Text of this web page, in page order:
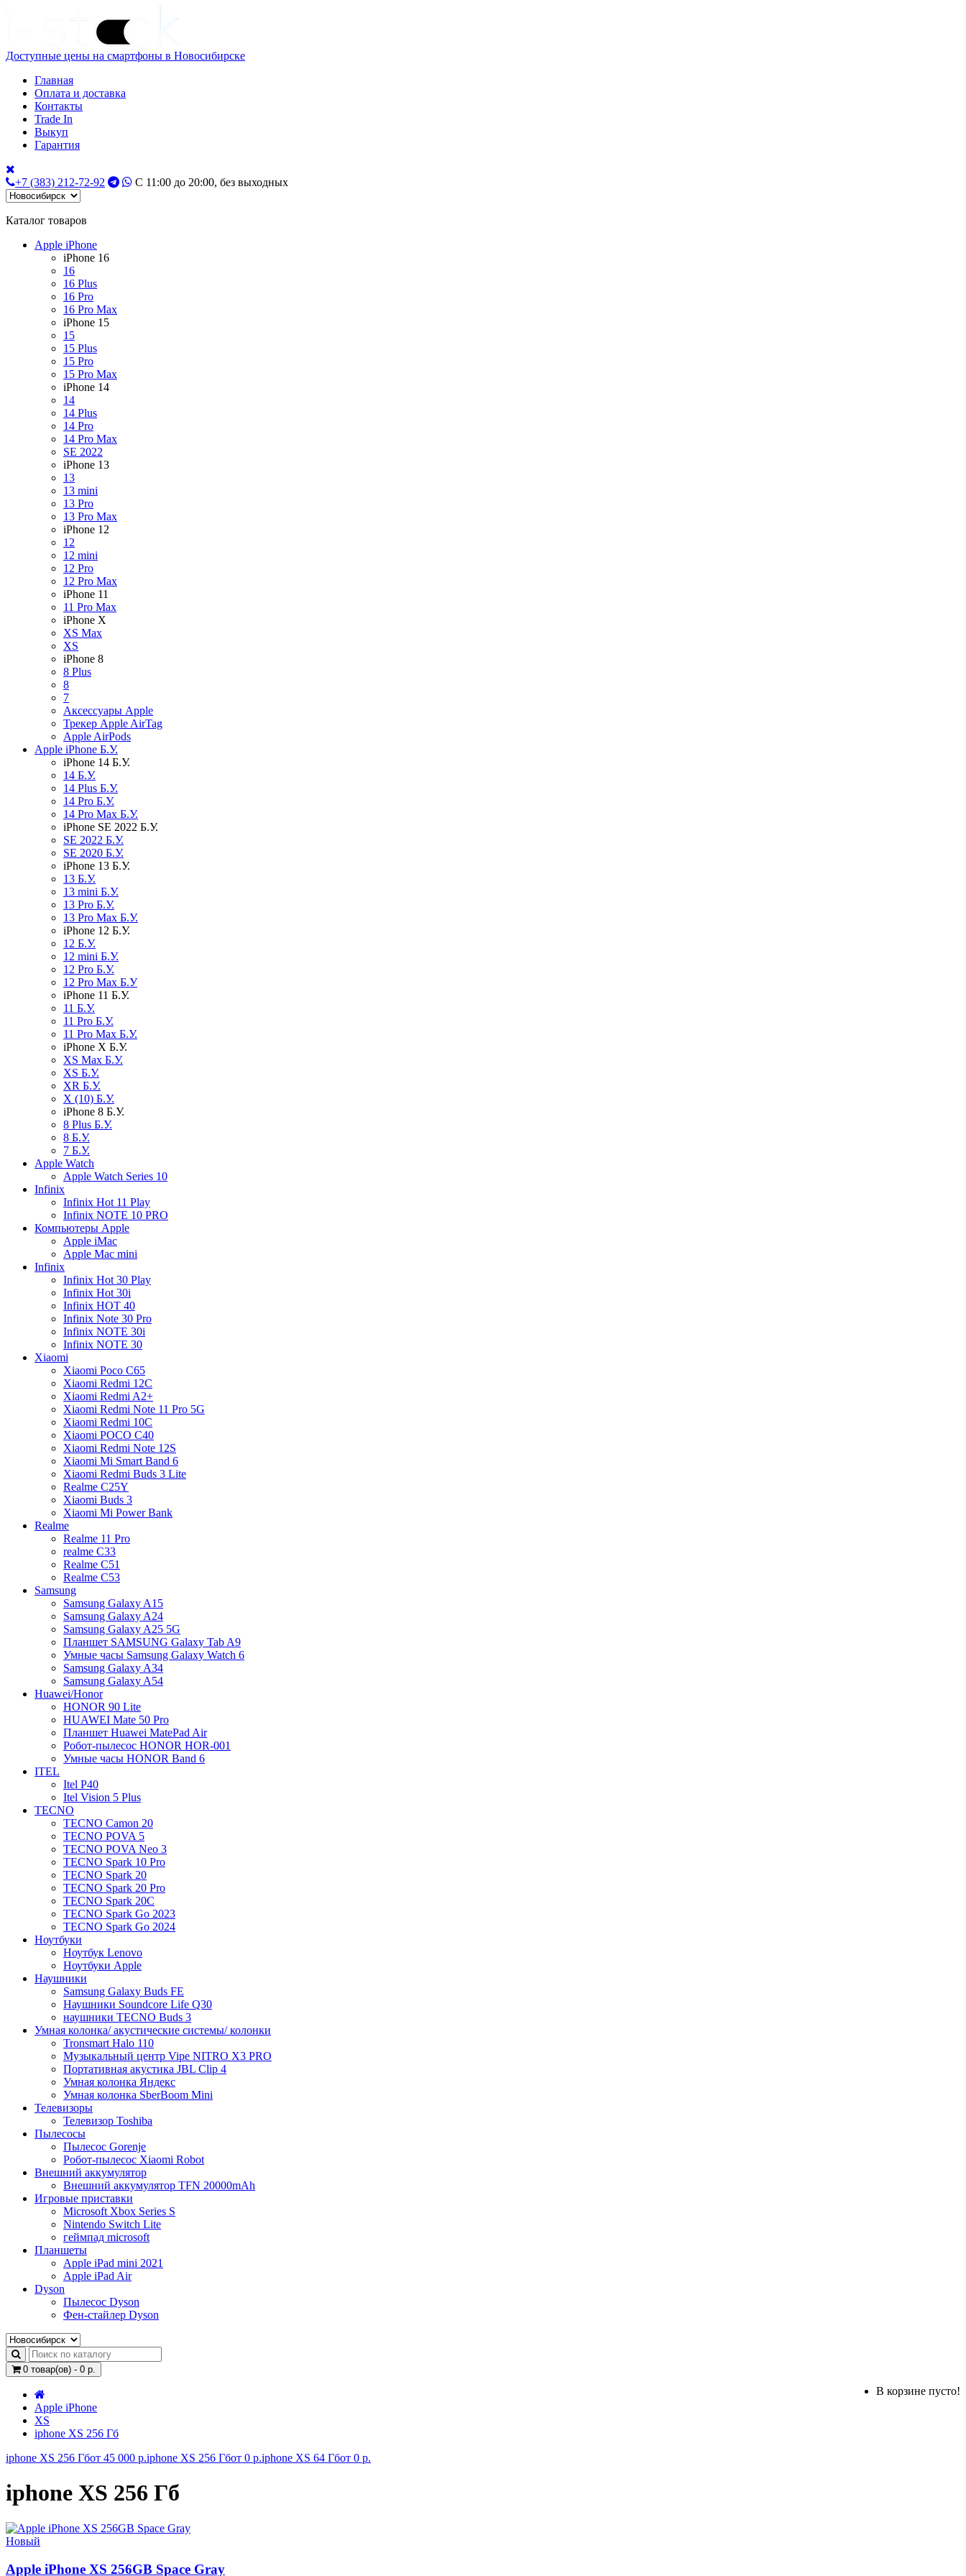
Доступные цены на смартфоны в Новосибирске
Главная
Оплата и доставка
Контакты
Trade In
Выкуп
Гарантия
+7 (383) 212-72-92 С 11:00 до 20:00, без выходных
Каталог товаров
Apple iPhone
iPhone 16
16
16 Plus
16 Pro
16 Pro Max
iPhone 15
15
15 Plus
15 Pro
15 Pro Max
iPhone 14
14
14 Plus
14 Pro
14 Pro Max
SE 2022
iPhone 13
13
13 mini
13 Pro
13 Pro Max
iPhone 12
12
12 mini
12 Pro
12 Pro Max
iPhone 11
11 Pro Max
iPhone X
XS Max
XS
iPhone 8
8 Plus
8
7
Аксессуары Apple
Трекер Apple AirTag
Apple AirPods
Apple iPhone Б.У.
iPhone 14 Б.У.
14 Б.У.
14 Plus Б.У.
14 Pro Б.У.
14 Pro Max Б.У.
iPhone SE 2022 Б.У.
SE 2022 Б.У.
SE 2020 Б.У.
iPhone 13 Б.У.
13 Б.У.
13 mini Б.У.
13 Pro Б.У.
13 Pro Max Б.У.
iPhone 12 Б.У.
12 Б.У.
12 mini Б.У.
12 Pro Б.У.
12 Pro Max Б.У
iPhone 11 Б.У.
11 Б.У.
11 Pro Б.У.
11 Pro Max Б.У.
iPhone X Б.У.
XS Max Б.У.
XS Б.У.
XR Б.У.
X (10) Б.У.
iPhone 8 Б.У.
8 Plus Б.У.
8 Б.У.
7 Б.У.
Apple Watch
Apple Watch Series 10
Infinix
Infinix Hot 11 Play
Infinix NOTE 10 PRO
Компьютеры Apple
Apple iMac
Apple Mac mini
Infinix
Infinix Hot 30 Play
Infinix Hot 30i
Infinix HOT 40
Infinix Note 30 Pro
Infinix NOTE 30i
Infinix NOTE 30
Xiaomi
Xiaomi Poco C65
Xiaomi Redmi 12C
Xiaomi Redmi A2+
Xiaomi Redmi Note 11 Pro 5G
Xiaomi Redmi 10C
Xiaomi POCO C40
Xiaomi Redmi Note 12S
Xiaomi Mi Smart Band 6
Xiaomi Redmi Buds 3 Lite
Realme C25Y
Xiaomi Buds 3
Xiaomi Mi Power Bank
Realme
Realme 11 Pro
realme C33
Realme C51
Realme C53
Samsung
Samsung Galaxy A15
Samsung Galaxy A24
Samsung Galaxy A25 5G
Планшет SAMSUNG Galaxy Tab A9
Умные часы Samsung Galaxy Watch 6
Samsung Galaxy A34
Samsung Galaxy A54
Huawei/Honor
HONOR 90 Lite
HUAWEI Mate 50 Pro
Планшет Huawei MatePad Air
Робот-пылесос HONOR HOR-001
Умные часы HONOR Band 6
ITEL
Itel P40
Itel Vision 5 Plus
TECNO
TECNO Camon 20
TECNO POVA 5
TECNO POVA Neo 3
TECNO Spark 10 Pro
TECNO Spark 20
TECNO Spark 20 Pro
TECNO Spark 20C
TECNO Spark Go 2023
TECNO Spark Go 2024
Ноутбуки
Ноутбук Lenovo
Ноутбуки Apple
Наушники
Samsung Galaxy Buds FE
Наушники Soundcore Life Q30
наушники TECNO Buds 3
Умная колонка/ акустические системы/ колонки
Tronsmart Halo 110
Музыкальный центр Vipe NITRO X3 PRO
Портативная акустика JBL Clip 4
Умная колонка Яндекс
Умная колонка SberBoom Mini
Телевизоры
Телевизор Toshiba
Пылесосы
Пылесос Gorenje
Робот-пылесос Xiaomi Robot
Внешний аккумулятор
Внешний аккумулятор TFN 20000mAh
Игровые приставки
Microsoft Xbox Series S
Nintendo Switch Lite
геймпад microsoft
Планшеты
Apple iPad mini 2021
Apple iPad Air
Dyson
Пылесос Dyson
Фен-стайлер Dyson
0 товар(ов) - 0 р.
В корзине пусто!
Apple iPhone
XS
iphone XS 256 Гб
iphone XS 256 Гбот 45 000 р.iphone XS 256 Гбот 0 р.iphone XS 64 Гбот 0 р.
iphone XS 256 Гб
Новый
Apple iPhone XS 256GB Space Gray